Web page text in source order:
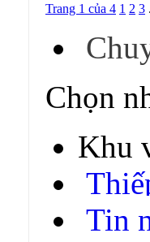
Trang 1 của 4 1 2 3
Chọn
Khu
Tin